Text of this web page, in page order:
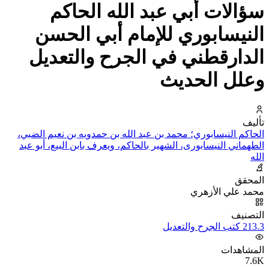
سؤالات أبي عبد الله الحاكم
النيسابوري للإمام أبي الحسن
الدارقطني في الجرح والتعديل
وعلل الحديث
تأليف
الحاكم النيسابوري؛ محمد بن عبد الله بن حمدويه بن نعيم الضبي،
الطهماني النيسابورى، الشهير بالحاكم، ويعرف بابن البيع، أبو عبد
الله
المحقق
محمد علي الأزهري
التصنيف
213.3 كتب الجرح والتعديل
المشاهدات
7.6K